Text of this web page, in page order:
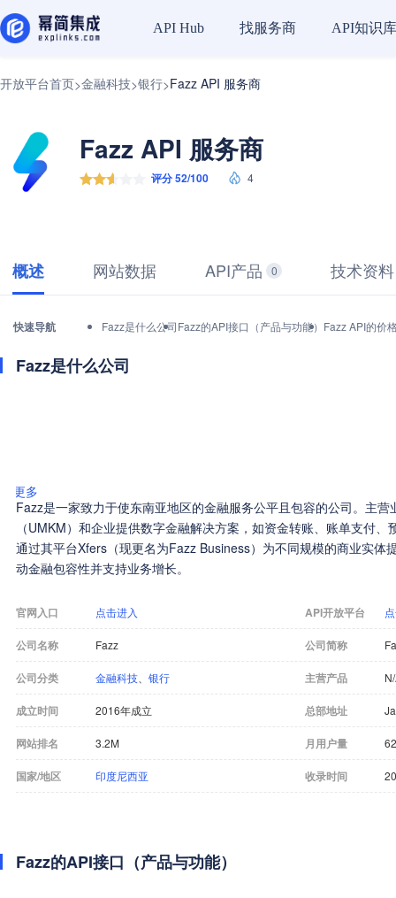
API Hub 找服务商 API知识库
开放平台首页>金融科技>银行>Fazz API 服务商
Fazz API 服务商
评分 52/100 4
概述 网站数据 API产品 0 技术资料
快速导航 Fazz是什么公司Fazz的API接口（产品与功能） Fazz API的价
Fazz是什么公司
更多
Fazz是一家致力于使东南亚地区的金融服务公平且包容的公司。主
（UMKM）和企业提供数字金融解决方案，如资金转账、账单支付
通过其平台Xfers（现更名为Fazz Business）为不同规模的商业实体
动金融包容性并支持业务增长。
官网入口 点击进入 API开放平台
公司名称 Fazz 公司简称
公司分类 金融科技 银行 主营产品
成立时间 2016年成立 总部地址
网站排名 3.2M 月用户量
国家/地区 印度尼西亚 收录时间
Fazz的API接口（产品与功能）